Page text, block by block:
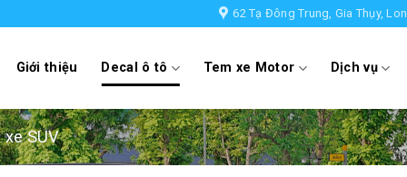
62 Tạ Đông Trung, Gia Thụy,
Giới thiệu Decal ô tô Tem xe Motor Dịch vụ
SUV